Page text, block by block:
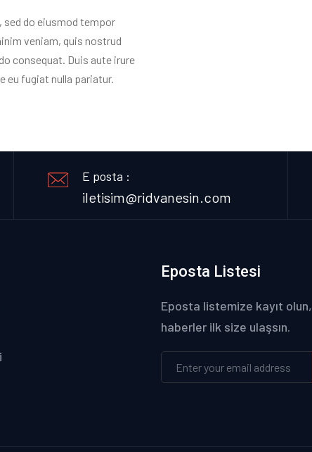
do eiusmod tempor
veniam, quis nostrud
consequat. Duis aute irure
eu fugiat nulla pariatur.
E posta :
iletisim@ridvanesin.com
Eposta Listesi
Eposta listemize kayıt olun,
haberler ilk size ulaşsın.